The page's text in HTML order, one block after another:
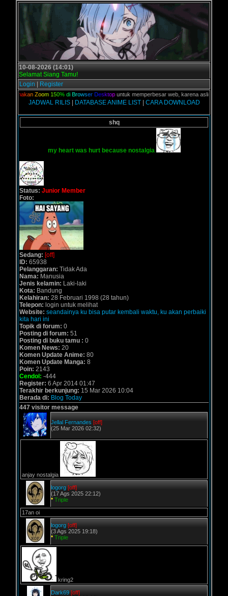
10-08-2026 (14:01)
Selamat Siang Tamu!
Login
Register
Zoom 150% di Brows er Deskt opuntuk memperbesar web, karena aslinya web ini
JADWAL RILIS| DATABASE ANIME LIST| CARA DOWNLOAD
shq
my heart was hurt because nostalgia
Status: Junior Member
Foto:
Sedang: [off]
ID: 65938
Pelanggaran: Tidak Ada
Nama: Manusia
Jenis kelamin: Laki-laki
Kota: Bandung
Kelahiran: 28 Februari 1998 (28 tahun)
Telepon: login untuk melihat
Website: seandainya ku bisa putar kembali waktu, ku akan perbaiki
kita hari ini
Topik di forum: 0
Posting di forum: 51
Posting di buku tamu : 0
Komen News: 20
Komen Update Anime: 80
Komen Update Manga: 8
Poin: 2143
Cendol: -444
Register: 6 Apr 2014 01:47
Terakhir berkunjung: 15 Mar 2026 10:04
Berada di: Blog Today
447 visitor message
Jellal Fernandes [off]
(25 Mar 2026 02:32)
anjay nostalgia
logorg [off]
(17 Ags 2025 22:12)
* Triple
17an oi
logorg [off]
(3 Ags 2025 19:18)
* Triple
kring2
Dark69 [off]